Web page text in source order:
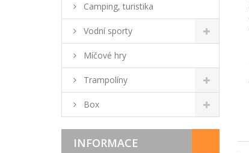
Camping, turistika
Vodní sporty
Míčové hry
Trampolíny
Box
INFORMACE